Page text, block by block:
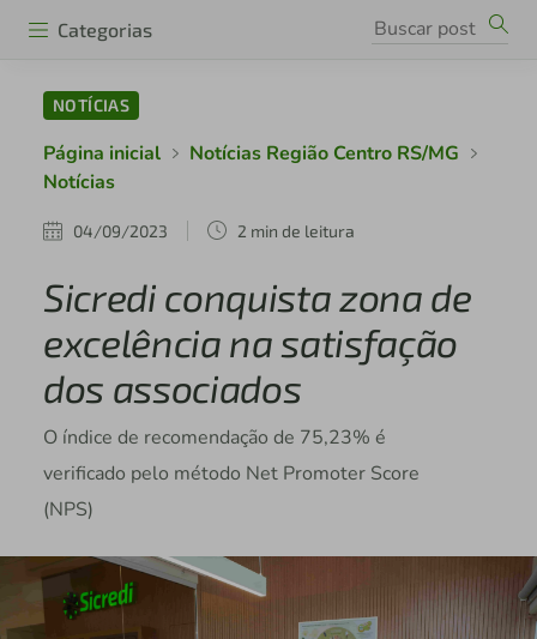
Categorias
NOTÍCIAS
Página inicial
Notícias Região Centro RS/MG
Notícias
04/09/2023 2 min de leitura
Sicredi conquista zona de
excelência na satisfação
dos associados
O índice de recomendação de 75,23% é
verificado pelo método Net Promoter Score
(NPS)